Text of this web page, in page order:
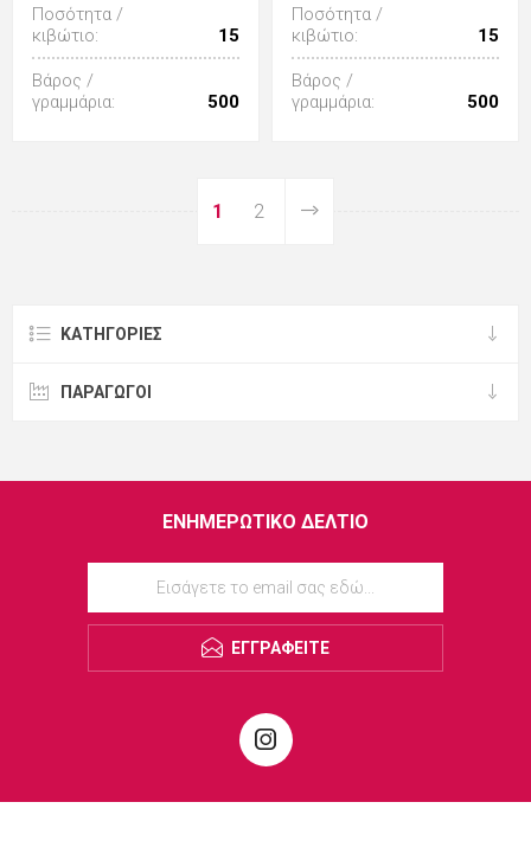
Ποσότητα /
κιβώτιο:
15
Βάρος /
γραμμάρια:
500
Ποσότητα /
κιβώτιο:
15
Βάρος /
γραμμάρια:
500
1 2
ΚΑΤΗΓΟΡΊΕΣ
ΠΑΡΑΓΩΓΟΙ
ΕΝΗΜΕΡΩΤΙΚΌ ΔΕΛΤΊΟ
ΕΓΓΡΑΦΕΊΤΕ